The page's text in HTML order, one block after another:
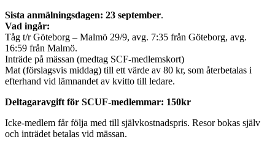
Sista anmälningsdagen: 23 september.
Vad ingår:
Tåg t/r Göteborg – Malmö 29/9, avg. 7:35 från Göteborg, avg.
16:59 från Malmö.
Inträde på mässan (medtag SCF-medlemskort)
Mat (förslagsvis middag) till ett värde av 80 kr, som återbetalas i
efterhand vid lämnandet av kvitto till ledare.
Deltagaravgift för SCUF-medlemmar: 150kr
Icke-medlem får följa med till självkostnadspris. Resor bokas själv
och inträdet betalas vid mässan.